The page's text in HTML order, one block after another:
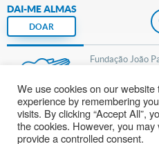
DAI-ME ALMAS
DOAR
Fundação João
Pedido de
Mapa do site
We use cookies on our
experience by remembering
visits. By clicking “Accept All”,
the cookies. However, you
provide a controlled consent.